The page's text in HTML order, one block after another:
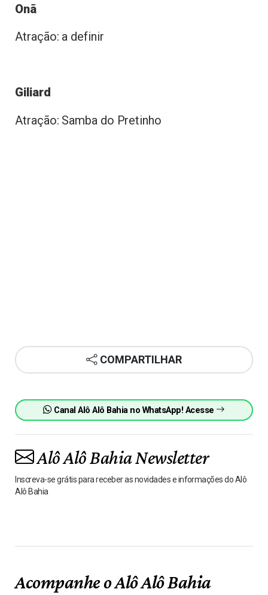
Onã
Atração: a definir
Giliard
Atração: Samba do Pretinho
COMPARTILHAR
Canal Alô Alô Bahia no WhatsApp! Acesse
Alô Alô Bahia Newsletter
Inscreva-se grátis para receber as novidades e informações do Alô
Alô Bahia
Acompanhe o Alô Alô Bahia